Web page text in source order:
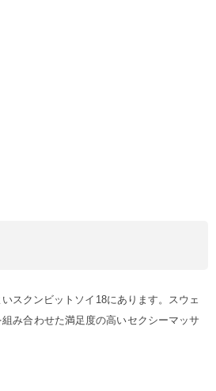
スクンビットソイ18にあります。スウェ
み合わせた満足度の高いセクシーマッサ